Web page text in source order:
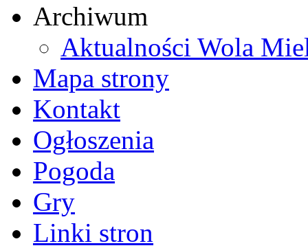
Archiwum
Aktualności Wola
Mapa strony
Kontakt
Ogłoszenia
Pogoda
Gry
Linki stron